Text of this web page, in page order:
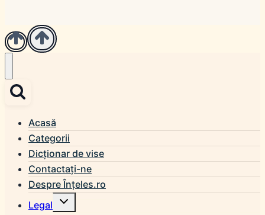
Acasă
Categorii
Dicționar de vise
Contactați-ne
Despre Înțeles.ro
Legal
Toggle